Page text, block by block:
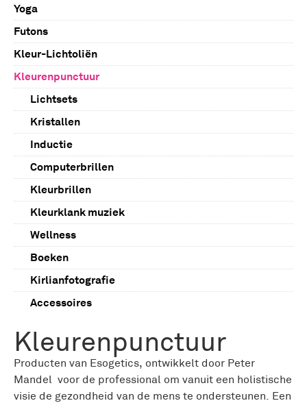
Kleurenpunctuur
Workshop Kleur-Lichtolie
Zelfstudie Kleur-Licht oliën
Yoga
Futons
Massage futons
Meditatie futons
Hoofdkussens
Slaapfutons
Futon dekbed
Kleur-Lichtoliën
Kleur reeks
Kuur reeks
Kleurset pakketten
Massage Gemstones
Badzout
Body scrub
Basis producten
Room & Aura spray
Geursticks
Geurkaarsen & melts
Boeken
Kleurenpunctuur
Lichtsets
Kristallen
Inductie
Computerbrillen
Kleurbrillen
Kleurklank muziek
Wellness
Boeken
Kirlianfotografie
Accessoires
Kleurenpunctuur
Producten van Esogetics, ontwikkelt door Peter
Mandel voor de professional om vanuit een holistische
visie de gezondheid van de mens te ondersteunen. Een